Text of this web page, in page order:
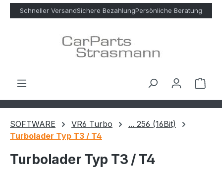
Zum Hauptinhalt springen
Schneller VersandSichere BezahlungPersönliche Beratung
SOFTWARE VR6 Turbo
... 256 (16Bit)
Turbolader Typ T3 / T4
Turbolader Typ T3 / T4